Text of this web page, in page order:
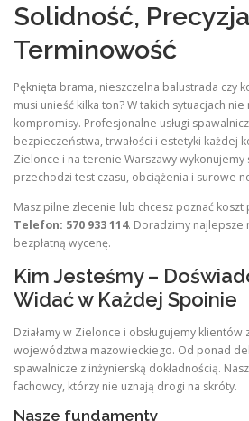
Solidność,
Terminowość
Pęknięta brama, nieszczelna balustrada czy
musi unieść kilka ton? W takich sytuacjach nie
kompromisy. Profesjonalne usługi
bezpieczeństwa, trwałości i estetyki każdej
Zielonce i na terenie Warszawy
przechodzi test czasu, obciążenia i surowe
Masz pilne zlecenie lub chcesz poznać
Telefon: 570 933 114. Doradzimy
bezpłatną wycenę.
Kim Jesteśmy –
Widać w Każdej Spoinie
Działamy w Zielonce i obsługujemy klientów
województwa mazowieckiego. Od ponad
spawalnicze z inżynierską dokładnością.
fachowcy, którzy nie uznają drogi na skróty.
Nasze fundamenty